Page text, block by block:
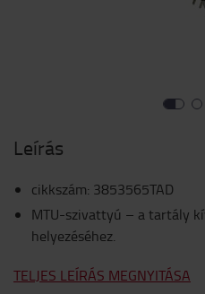
Leírás
cikkszám: 3853565TAD
MTU-szivattyú – a tartály
helyezéséhez.
TELJES LEÍRÁS MEGNYITÁSA